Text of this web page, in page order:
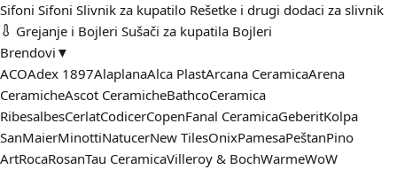
Sifoni Sifoni Slivnik za kupatilo Rešetke i drugi dodaci za slivnik
Grejanje i Bojleri Sušači za kupatila Bojleri
Brendovi ▼
ACOAdex 1897AlaplanaAlca PlastArcana CeramicaArena
CeramicheAscot CeramicheBathcoCeramica
RibesalbesCerlatCodicerCopenFanal CeramicaGeberitKolpa
SanMaierMinottiNatucerNew TilesOnixPamesaPeštanPino
ArtRocaRosanTau CeramicaVilleroy & BochWarmeWoW